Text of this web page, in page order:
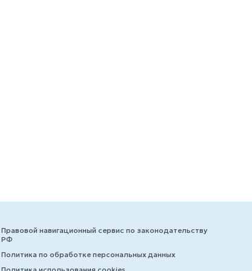
Правовой навигационный сервис по законодательству
РФ
Политика по обработке персональных данных